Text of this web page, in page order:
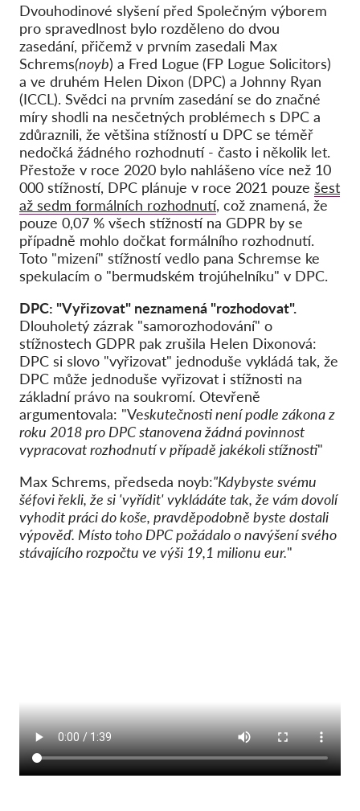
Dvouhodinové slyšení před Společným výborem
pro spravedlnost bylo rozděleno do dvou
zasedání, přičemž v prvním zasedali Max
Schrems(noyb) a Fred Logue (FP Logue Solicitors)
a ve druhém Helen Dixon (DPC) a Johnny Ryan
(ICCL). Svědci na prvním zasedání se do značné
míry shodli na nesčetných problémech s DPC a
zdůraznili, že většina stížností u DPC se téměř
nedočká žádného rozhodnutí - často i několik let.
Přestože v roce 2020 bylo nahlášeno více než 10
000 stížností, DPC plánuje v roce 2021 pouze šest
až sedm formálních rozhodnutí, což znamená, že
pouze 0,07 % všech stížností na GDPR by se
případně mohlo dočkat formálního rozhodnutí.
Toto "mizení" stížností vedlo pana Schremse ke
spekulacím o "bermudském trojúhelníku" v DPC.
DPC: "Vyřizovat" neznamená "rozhodovat".
Dlouholetý zázrak "samorozhodování" o
stížnostech GDPR pak zrušila Helen Dixonová:
DPC si slovo "vyřizovat" jednoduše vykládá tak, že
DPC může jednoduše vyřizovat i stížnosti na
základní právo na soukromí. Otevřeně
argumentovala: "Veskutečnosti není podle zákona z
roku 2018 pro DPC stanovena žádná povinnost
vypracovat rozhodnutí v případě jakékoli stížnosti"
Max Schrems, předseda noyb:"Kdybyste svému
šéfovi řekli, že si 'vyřídit' vykládáte tak, že vám dovolí
vyhodit práci do koše, pravděpodobně byste dostali
výpověď. Místo toho DPC požádalo o navýšení svého
stávajícího rozpočtu ve výši 19,1 milionu eur."